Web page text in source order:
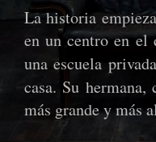
La historia
en un centro en el
una escuela
casa. Su
más grande y más